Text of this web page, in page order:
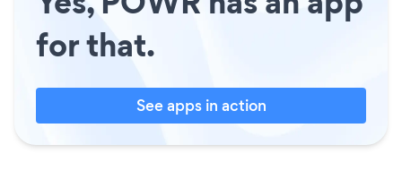
for that.
See apps in action